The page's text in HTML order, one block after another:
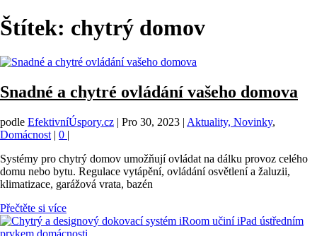
Štítek: chytrý domov
Snadné a chytré ovládání vašeho domova
podle EfektivníÚspory.cz | Pro 30, 2023 | Aktuality, Novinky,
Domácnost | 0 |
Systémy pro chytrý domov umožňují ovládat na dálku provoz celého
domu nebo bytu. Regulace vytápění, ovládání osvětlení a žaluzii,
klimatizace, garážová vrata, bazén
Přečtěte si více